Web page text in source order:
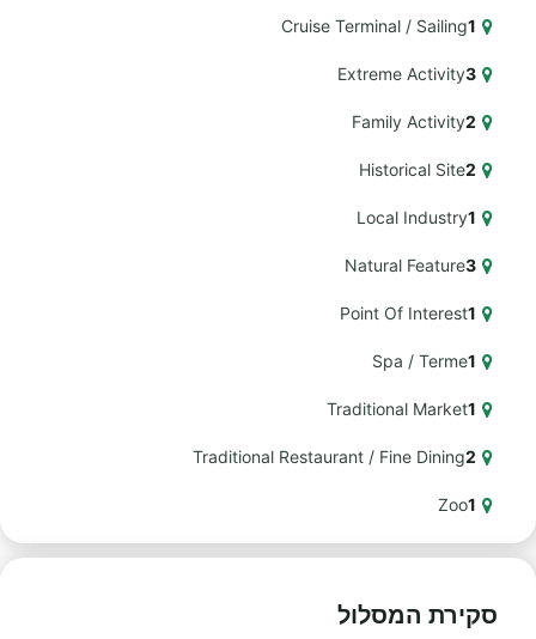
1
Cruise Terminal / Sailing
3
Extreme Activity
2
Family Activity
2
Historical Site
1
Local Industry
3
Natural Feature
1
Point Of Interest
1
Spa / Terme
1
Traditional Market
2
Traditional Restaurant / Fine Dining
1
Zoo
סקירת המסלול